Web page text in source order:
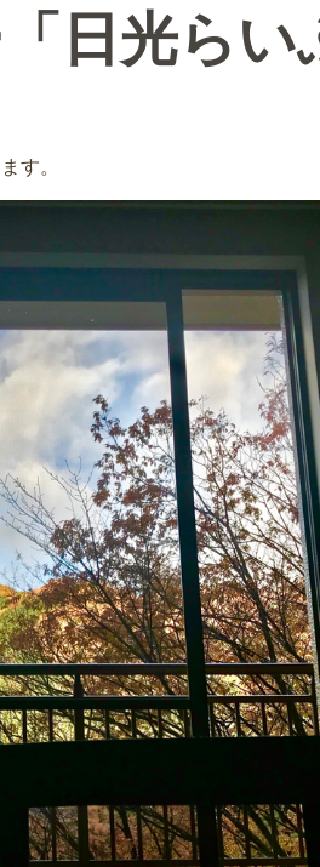
日光らい
す。